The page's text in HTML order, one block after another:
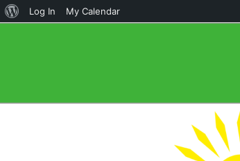
About
Log In My Calendar